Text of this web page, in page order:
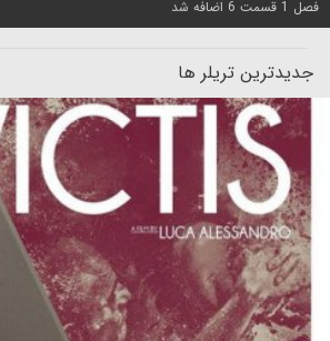
فصل 1 قسمت 6 اضافه شد
جدیدترین تریلر ها